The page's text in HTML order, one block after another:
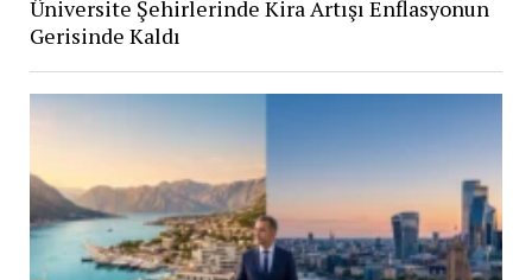
Üniversite Şehirlerinde Kira Artışı Enflasyonun
Gerisinde Kaldı